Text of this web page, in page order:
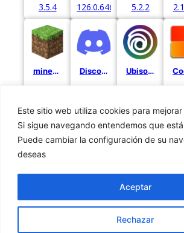
Este sitio web utiliza cookies para
Si sigue navegando entendemos que
Puede cambiar la configuración de su
deseas
Rechazar
Aceptar
3.5.4 126.0.6467.0. 5.2.2
minecraft Discord Ubisoft Connect
Cookies
Aviso Legal